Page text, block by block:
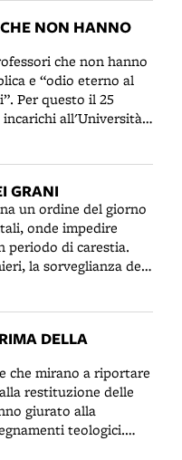
in seguito nella
Stagni e Luigi
dell'agenzia
responsabili delle
ecclesiastici
Sono costretti
don Luigi Morandi,
già commissario del
Il Presidente
Pio Ghisilieri, si
dice che con lui sia
dei Francesi subirà
confiscati.
NON HANNO
che non hanno
e “odio eterno al
Per questo il 25
all'Università.
bollati come
patria", o ancor
più pestifera del
vi erano il fisico e
la grecista Clotilde
Naldi, il medico
Vincenzo Berni degli
Magnani, Camillo
e molti altri. Il più
non può
è scomparso nel
GRANI
un ordine del giorno
onde impedire
periodo di carestia.
la sorveglianza del
volontarie, con
a due miglia
diploma di
di estrazione
di granaglie,
delitti è prevista la
DELLA
che mirano a riportare
restituzione delle
giurato alla
teologici.
degli studenti e i